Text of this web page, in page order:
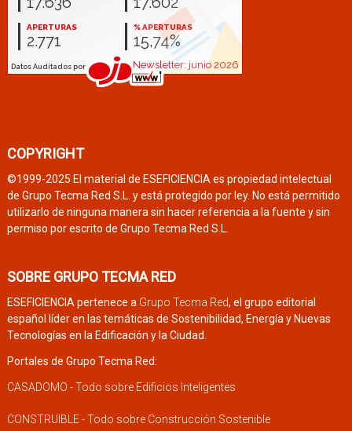
COPYRIGHT
©1999-2025 El material de ESEFICIENCIA es propiedad intelectual
de Grupo Tecma Red S.L. y está protegido por ley. No está permitido
utilizarlo de ninguna manera sin hacer referencia a la fuente y sin
permiso por escrito de Grupo Tecma Red S.L.
SOBRE GRUPO TECMA RED
ESEFICIENCIA pertenece a Grupo Tecma Red, el grupo editorial
español líder en las temáticas de Sostenibilidad, Energía y Nuevas
Tecnologías en la Edificación y la Ciudad.
Portales de Grupo Tecma Red:
CASADOMO - Todo sobre Edificios Inteligentes
CONSTRUIBLE - Todo sobre Construcción Sostenible